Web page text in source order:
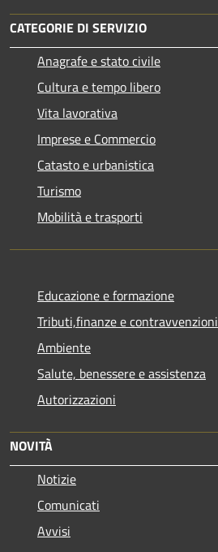
CATEGORIE DI SERVIZIO
Anagrafe e stato civile
Cultura e tempo libero
Vita lavorativa
Imprese e Commercio
Catasto e urbanistica
Turismo
Mobilità e trasporti
Educazione e formazione
Tributi,finanze e contravvenzioni
Ambiente
Salute, benessere e assistenza
Autorizzazioni
NOVITÀ
Notizie
Comunicati
Avvisi